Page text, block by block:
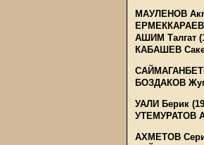
МАУЛЕНОВ
ЕРМЕККАРАЕВ
АШИМ Талгат
КАБАШЕВ
БОЗДАКОВ
УАЛИ Берик
УТЕМУРАТОВ
АХМЕТОВ